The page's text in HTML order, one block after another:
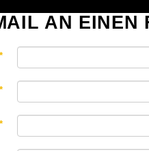
AN EINEN
*
*
*